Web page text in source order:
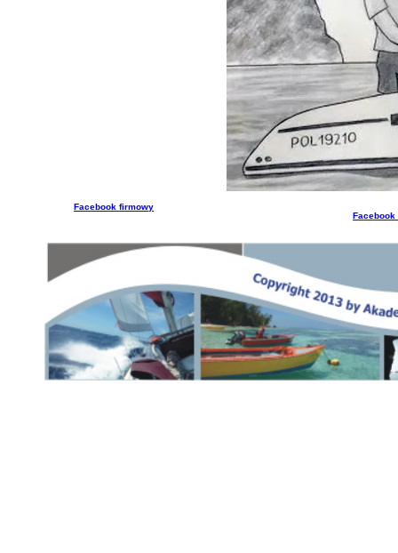
Facebook firmowy
Facebook